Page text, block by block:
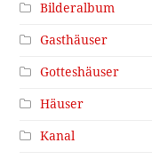
Bilderalbum
Gasthäuser
Gotteshäuser
Häuser
Kanal